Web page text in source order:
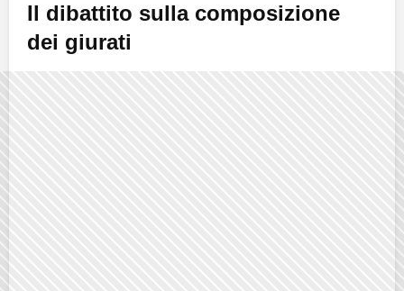
Il dibattito sulla composizione
dei giurati